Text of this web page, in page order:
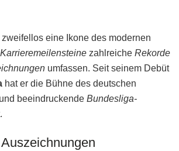
eine Ikone des modernen
Karrieremeilensteine zahlreiche Rekorde
umfassen. Seit seinem Debüt
hat er die Bühne des deutschen
beeindruckende Bundesliga-